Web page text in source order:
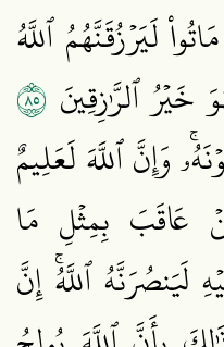
لَيَرۡزُقَنَّهُمُ ٱللَّهُ
خَيۡرُ ٱلرَّٰزِقِينَ ٥٨
وَإِنَّ ٱللَّهَ لَعَلِيمٌ
عَاقَبَ بِمِثۡلِ مَا
ٱللَّهُۚ إِنَّ